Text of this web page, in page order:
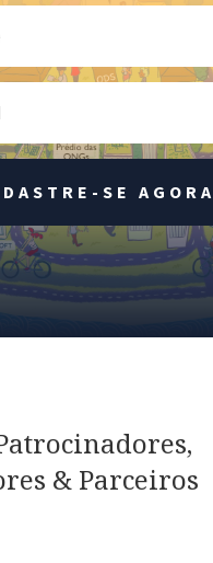
SE AGORA
& Parceiros